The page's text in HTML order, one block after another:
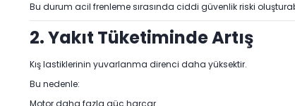
Bu durum acil frenleme sırasında ciddi güvenlik riski
2. Yakıt Tüketiminde Artış
Kış lastiklerinin yuvarlanma direnci daha yüksektir.
Bu nedenle:
Motor daha fazla güç harcar